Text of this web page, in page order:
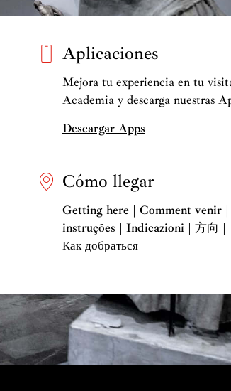
Aplicaciones
Mejora tu experiencia en tu
Academia y descarga nuestras
Descargar Apps
Cómo llegar
Getting here | Comment venir
instruções | Indicazioni | 方向 |
Как добраться